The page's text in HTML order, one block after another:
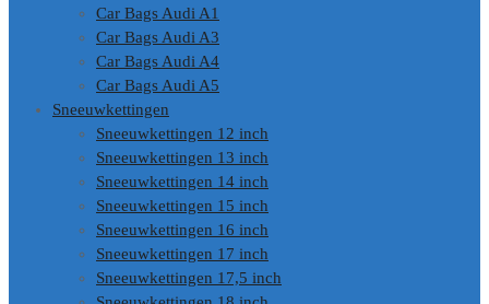
Car Bags Audi A1
Car Bags Audi A3
Car Bags Audi A4
Car Bags Audi A5
Sneeuwkettingen
Sneeuwkettingen 12 inch
Sneeuwkettingen 13 inch
Sneeuwkettingen 14 inch
Sneeuwkettingen 15 inch
Sneeuwkettingen 16 inch
Sneeuwkettingen 17 inch
Sneeuwkettingen 17,5 inch